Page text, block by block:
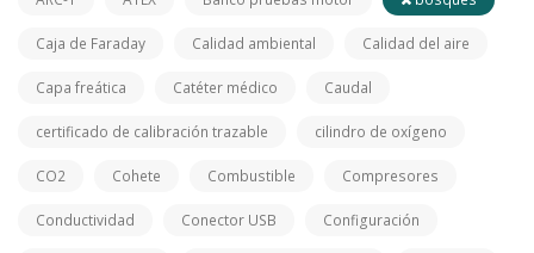
Caja de Faraday Calidad ambiental Calidad del aire
Capa freática Catéter médico Caudal
certificado de calibración trazable cilindro de oxígeno
CO2 Cohete Combustible Compresores
Conductividad Conector USB Configuración